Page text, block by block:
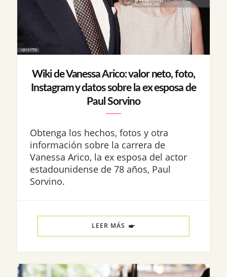
Wiki de Vanessa Arico: valor neto, foto,
Instagram y datos sobre la ex esposa de
Paul Sorvino
Obtenga los hechos, fotos y otra
información sobre la carrera de
Vanessa Arico, la ex esposa del actor
estadounidense de 78 años, Paul
Sorvino.
LEER MÁS